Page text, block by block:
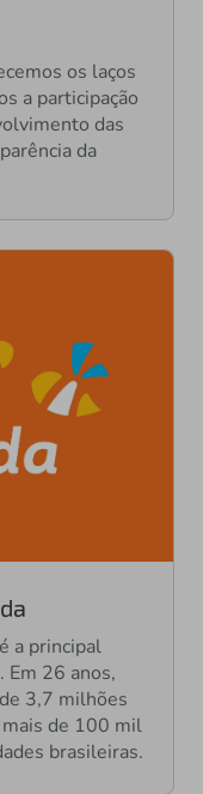
os laços
a participação
das
da
a principal
Em 26 anos,
3,7 milhões
mais de 100 mil
brasileiras.